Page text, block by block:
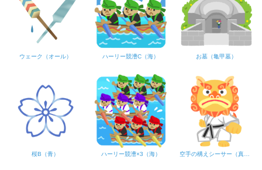
ウェーク（オール） ハーリー競漕C（海） お墓（亀甲墓）
桜B（青） ハーリー競漕×3（海）